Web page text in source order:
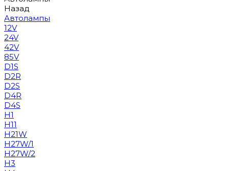
Назад
Автолампы
12V
24V
42V
85V
D1S
D2R
D2S
D4R
D4S
H1
H11
H21W
H27W/1
H27W/2
H3